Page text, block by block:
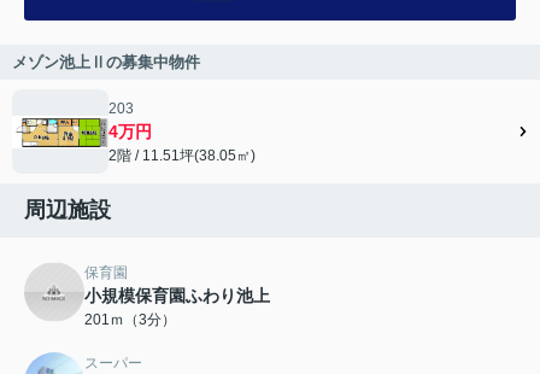
メゾン池上Ⅱの募集中物件
203
4万円
2階 / 11.51坪(38.05㎡)
周辺施設
保育園
小規模保育園ふわり池上
201ｍ（3分）
スーパー